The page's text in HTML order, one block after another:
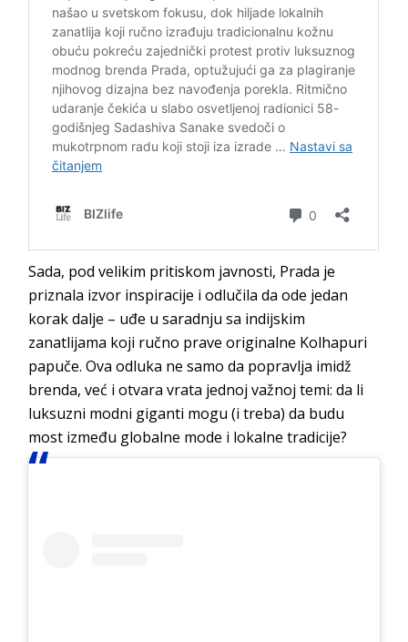
Sada, pod velikim pritiskom javnosti, Prada je
priznala izvor inspiracije i odlučila da ode jedan
korak dalje – uđe u saradnju sa indijskim
zanatlijama koji ručno prave originalne Kolhapuri
papuče. Ova odluka ne samo da popravlja imidž
brenda, već i otvara vrata jednoj važnoj temi: da li
luksuzni modni giganti mogu (i treba) da budu
most između globalne mode i lokalne tradicije?